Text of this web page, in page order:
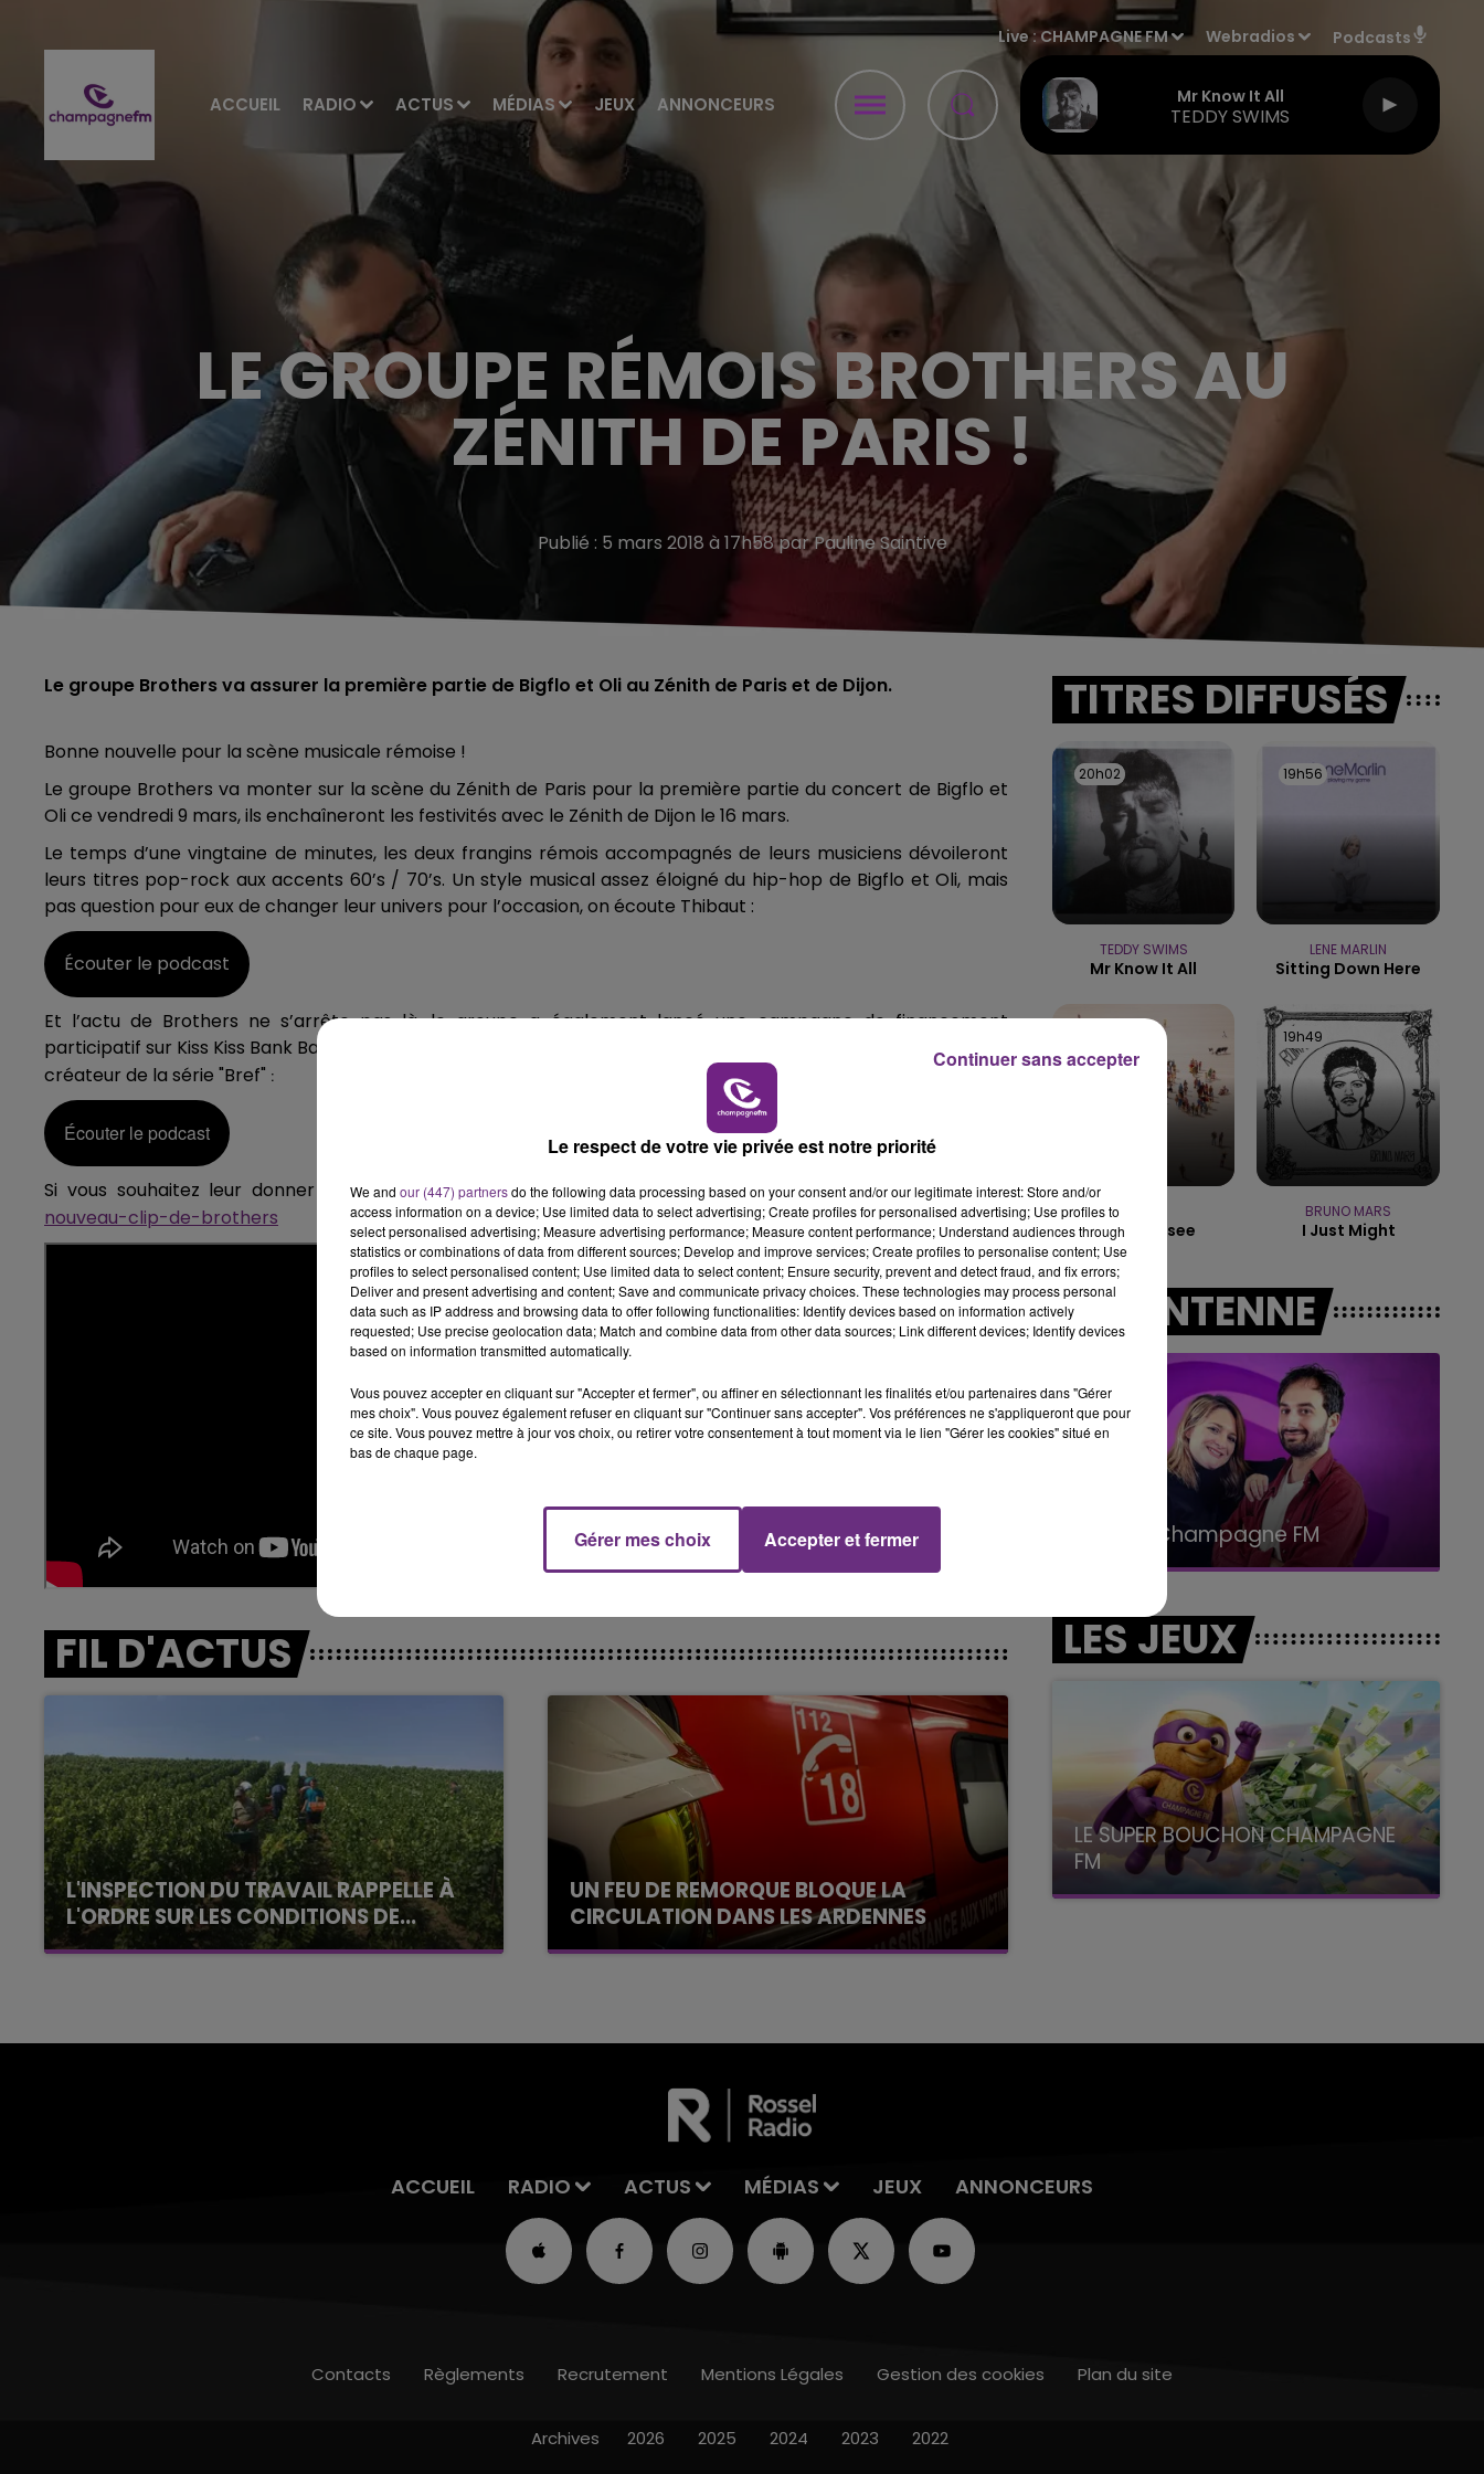
ACCUEIL RADIO ACTUS MÉDIAS JEUX ANNONCEURS
Live :CHAMPAGNE FM Webradios Podcasts
Mr Know It All
TEDDY SWIMS
LA FAMILLE LE TICKET DE CAISSE LA RADIO POP
LE GROUPE RÉMOIS BROTHERS AU
ZÉNITH DE PARIS !
Publié : 5 mars 2018 à 17h58 par Pauline Saintive
Le groupe Brothers va assurer la première partie de Bigflo et Oli au Zénith de Paris et de Dijon.
Bonne nouvelle pour la scène musicale rémoise !
Le groupe Brothers va monter sur la scène du Zénith de Paris pour la première partie du concert de Bigflo et
Oli ce vendredi 9 mars, ils enchaîneront les festivités avec le Zénith de Dijon le 16 mars.
Le temps d’une vingtaine de minutes, les deux frangins rémois accompagnés de leurs musiciens dévoileront
leurs titres pop-rock aux accents 60’s / 70’s. Un style musical assez éloigné du hip-hop de Bigflo et Oli, mais
pas question pour eux de changer leur univers pour l’occasion, on écoute Thibaut :
Écouter le podcast
Et l’actu de Brothers ne s’arrête pas là, le groupe a également lancé une campagne de financement
participatif sur Kiss Kiss Bank Bank pour financer leur prochain clip. Ce dernier sera réalisé par Kyan Khojandi, le
créateur de la série "Bref" :
Écouter le podcast
Si vous souhaitez leur donner un coup de pouce, rendez-vous surhttps://www.kisskissbankbank.com/le-
nouveau-clip-de-brothers
FIL D'ACTUS
L'INSPECTION DU TRAVAIL RAPPELLE À
L'ORDRE SUR LES CONDITIONS DE...
Alors que les dates de début des vendange
UN FEU DE REMORQUE BLOQUE LA
CIRCULATION DANS LES ARDENNES
Un feu de remorque s'est déclaré ce mercredi
TITRES DIFFUSÉS
20h02
20h02
TEDDY SWIMS
Mr Know It All
19h56
19h56
LENE MARLIN
Sitting Down Here
La Traversee
19h49
19h49
BRUNO MARS
I Just Might
A L'ANTENNE
LE TICKET DE CAISSE
14h00 - 15h00
La Radio Pop Le Club Champagne FM
LES JEUX
LE SUPER BOUCHON CHAMPAGNE
FM
avec La Famille Champagne FM, à 8H10
ACCUEIL RADIO ACTUS MÉDIAS JEUX ANNONCEURS
Contacts Règlements Recrutement Mentions Légales Gestion des cookies Plan du site
Archives 2026 2025 2024 2023 2022
Le respect de votre vie privée est notre priorité
We and our (447) partnersdo the following data processing based on your consent and/or our legitimate interest: Store and/or
access information on a device; Use limited data to select advertising; Create profiles for personalised advertising; Use profiles to
select personalised advertising; Measure advertising performance; Measure content performance; Understand audiences through
statistics or combinations of data from different sources; Develop and improve services; Create profiles to personalise content; Use
profiles to select personalised content; Use limited data to select content; Ensure security, prevent and detect fraud, and fix errors;
Deliver and present advertising and content; Save and communicate privacy choices. These technologies may process personal
data such as IP address and browsing data to offer following functionalities: Identify devices based on information actively
requested; Use precise geolocation data; Match and combine data from other data sources; Link different devices; Identify devices
based on information transmitted automatically.
Vous pouvez accepter en cliquant sur "Accepter et fermer", ou affiner en sélectionnant les finalités et/ou partenaires dans "Gérer
mes choix". Vous pouvez également refuser en cliquant sur "Continuer sans accepter". Vos préférences ne s'appliqueront que pour
ce site. Vous pouvez mettre à jour vos choix, ou retirer votre consentement à tout moment via le lien "Gérer les cookies" situé en
bas de chaque page.
Gérer mes choix Accepter et fermer
Continuer sans accepter